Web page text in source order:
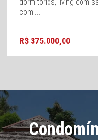
dormitórios, living com
com ...
R$ 375.000,00